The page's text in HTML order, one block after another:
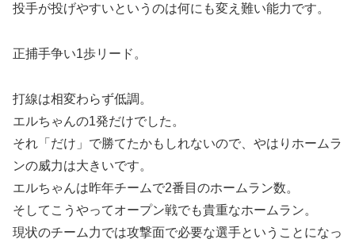
投手が投げやすいというのは何にも変え難い能力です。
正捕手争い1歩リード。
打線は相変わらず低調。
エルちゃんの1発だけでした。
それ「だけ」で勝てたかもしれないので、やはりホームラ
ンの威力は大きいです。
エルちゃんは昨年チームで2番目のホームラン数。
そしてこうやってオープン戦でも貴重なホームラン。
現状のチーム力では攻撃面で必要な選手ということになっ